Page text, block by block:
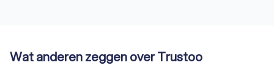
Wat anderen zeggen over Trustoo